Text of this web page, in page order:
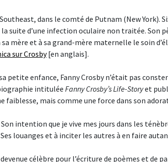
dans le comté de Putnam (New York).
la suite d’une infection oculaire non traitée. Son
mère et à sa grand-mère maternelle le soin
sur Crosby[en anglais].
petite enfance, Fanny Crosby n’était pas
intitulée Fanny Crosby’s Life-Storyet
faiblesse, mais comme une force dans son
intention que je vive mes jours dans les
louanges et à inciter les autres à en faire
célèbre pour l’écriture de poèmes et de